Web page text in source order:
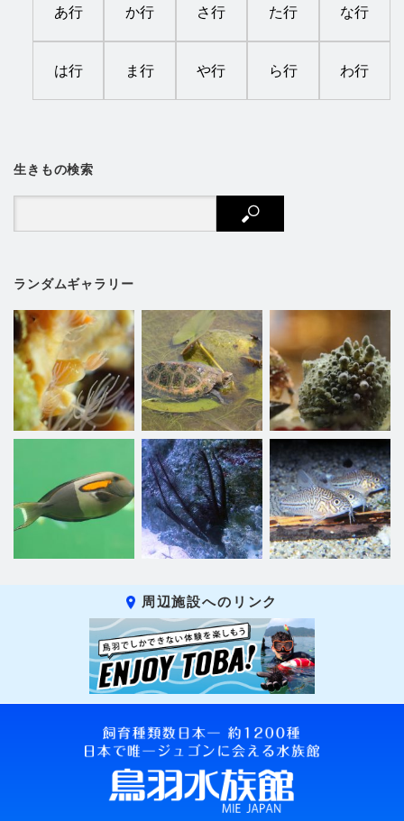
あ行 か行 さ行 た行 な行
は行 ま行 や行 ら行 わ行
生きもの検索
ランダムギャラリー
周辺施設へのリンク